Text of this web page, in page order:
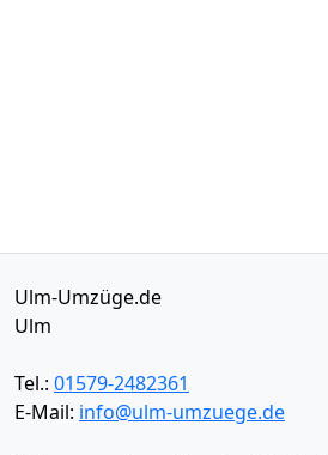
Ulm-Umzüge.de
Ulm
Tel.: 01579-2482361
E-Mail: info@ulm-umzuege.de